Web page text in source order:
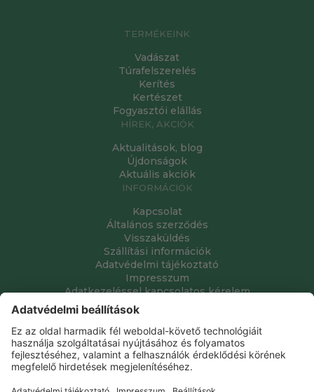
TERMÉKEINK
Vadászat
Túrafelszerelés
Kerítés
Kertészet
Fogyasztói elállás
HÍREK, AKCIÓK
Aktualitások, blog
Újdonságok
Aktuális akciók
INFORMÁCIÓK
Kapcsolat
Általános szerződés
Visszaküldés
Szállítási információk
Adatvédelmi tájékoztató
Impresszum
Adatkezeléssel kapcsolatos kérelem